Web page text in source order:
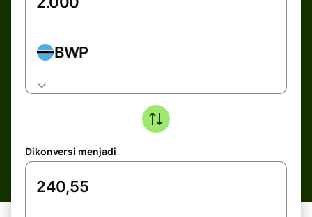
BWP
Dikonversi menjadi